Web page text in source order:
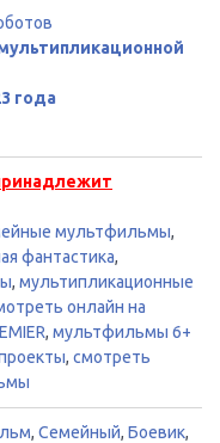
года
мультфильмы,
фантастика,
, мультипликационные
онлайн на
, мультфильмы 6+
, смотреть
, Семейный, Боевик,